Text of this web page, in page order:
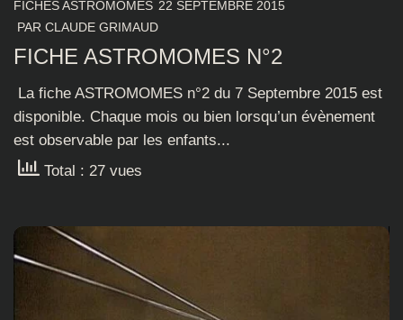
FICHES ASTROMÔMES 22 SEPTEMBRE 2015
PAR CLAUDE GRIMAUD
FICHE ASTROMOMES N°2
La fiche ASTROMOMES n°2 du 7 Septembre 2015 est
disponible. Chaque mois ou bien lorsqu’un évènement
est observable par les enfants...
Total : 27 vues